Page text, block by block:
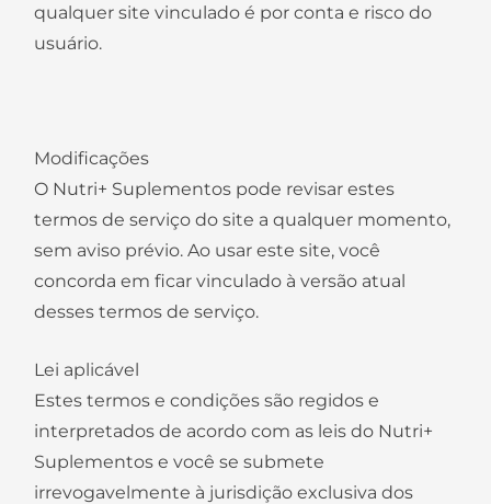
qualquer site vinculado é por conta e risco do
usuário.
Modificações
O Nutri+ Suplementos pode revisar estes
termos de serviço do site a qualquer momento,
sem aviso prévio. Ao usar este site, você
concorda em ficar vinculado à versão atual
desses termos de serviço.
Lei aplicável
Estes termos e condições são regidos e
interpretados de acordo com as leis do Nutri+
Suplementos e você se submete
irrevogavelmente à jurisdição exclusiva dos